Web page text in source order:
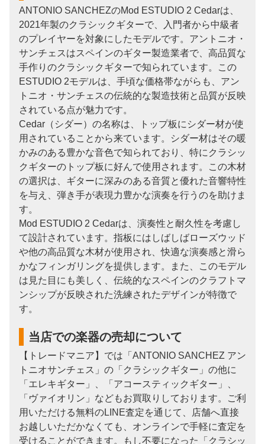
ANTONIO SANCHEZのMod ESTUDIO 2 Cedarは、
2021年製のクラシックギターで、入門者から中級者
のプレイヤーを対象にしたモデルです。アントニオ・
サンチェスはスペインのギター製造業者で、高品質な
手作りのクラシックギターで知られています。この
ESTUDIO 2モデルは、手頃な価格帯ながらも、アン
トニオ・サンチェスの伝統的な製造技術と品質が反映
されている点が魅力です。
Cedar（シダー）の名称は、トップ板にシダー材が使
用されていることから来ています。シダー材はその暖
かみのある豊かな音色で知られており、特にクラシッ
クギターのトップ板に好んで使用されます。この木材
の選択は、ギターに深みのある音質と優れた音響特性
を与え、弾き手が表現力豊かな演奏を行うのを助けま
す。
Mod ESTUDIO 2 Cedarは、演奏性と耐久性を考慮し
て設計されています。指板にはしばしばローズウッド
や他の高品質な木材が使用され、快適な演奏感と滑ら
かなフィンガリングを提供します。また、このモデル
は見た目にも美しく、伝統的なスペインのクラフトマ
ンシップが反映された洗練されたデザインが特徴で
す。
当店での楽器の売却について
【トレードマニア】では「ANTONIO SANCHEZ アン
トニオサンチェス」の「クラシックギター」の他に
「エレキギター」、「アコースティックギター」、
「ヴァイオリン」などもお買取りしております。ご利
用いただける無料のLINE査定を通じて、店舗へ直接
お越しいただかなくても、オンラインで手軽に査定を
受けることができます。もし不要になった「クラシッ